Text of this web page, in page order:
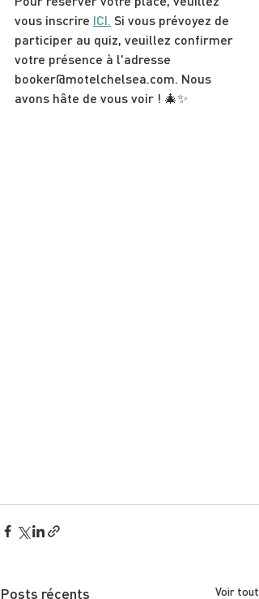
vous inscrire ICI. Si vous prévoyez de
participer au quiz, veuillez confirmer
votre présence à l'adresse
booker@motelchelsea.com. Nous
avons hâte de vous voir ! 🎄✨
Posts récents Voir tout